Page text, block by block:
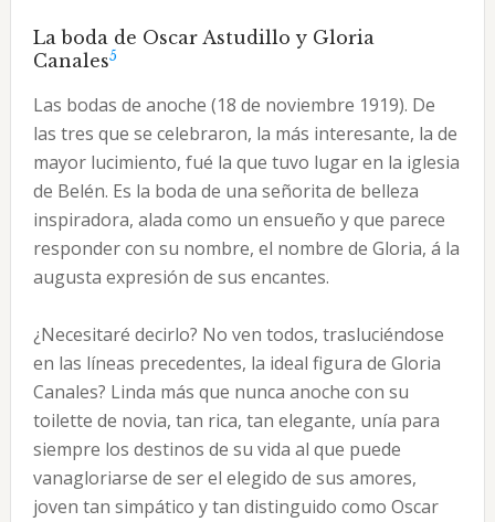
La boda de Oscar Astudillo y Gloria
Canales5
Las bodas de anoche (18 de noviembre 1919). De
las tres que se celebraron, la más interesante, la de
mayor lucimiento, fué la que tuvo lugar en la iglesia
de Belén. Es la boda de una señorita de belleza
inspiradora, alada como un ensueño y que parece
responder con su nombre, el nombre de Gloria, á la
augusta expresión de sus encantes.
¿Necesitaré decirlo? No ven todos, trasluciéndose
en las líneas precedentes, la ideal figura de Gloria
Canales? Linda más que nunca anoche con su
toilette de novia, tan rica, tan elegante, unía para
siempre los destinos de su vida al que puede
vanagloriarse de ser el elegido de sus amores,
joven tan simpático y tan distinguido como Oscar